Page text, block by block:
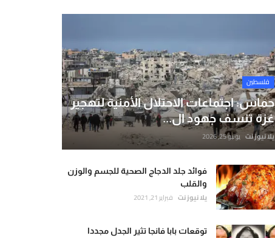
فلسطين
حماس: اجتماعات الاحتلال الأمنية لتهجير
غزة تنسف جهود ال...
يلا نيوز نت يونيو 25, 2026
فوائد جلد الدجاج الصحية للجسم والوزن
والقلب
يلا نيوز نت فبراير 21, 2021
توقعات بابا فانجا تثير الجدل مجددا